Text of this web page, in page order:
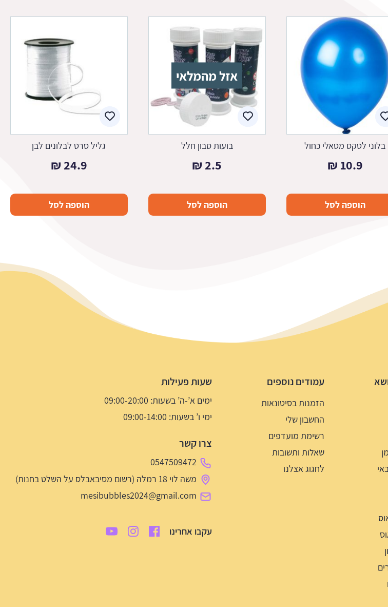
בלוני לטקס מטאלי כחול
10.9
₪
הוספה לסל
אזל מהמלאי
בועות סבון חלל
2.5
₪
הוספה לסל
גליל סרט לבלונים לבן
24.9
₪
הוספה לסל
עמודים נוספים
הזמנות בסיטונאות
החשבון שלי
רשימת מועדפים
שאלות ותשובות
לחגוג אצלנו
שעות פעילות
ימים א’-ה’ בשעות: 09:00-20:00
ימי ו’ בשעות: 09:00-14:00
צרו קשר
0547509472
משה לוי 18 רמלה (רשום מסיבאבלס על השלט בחנות)
mesibubbles2024@gmail.com
עקבו אחרינו